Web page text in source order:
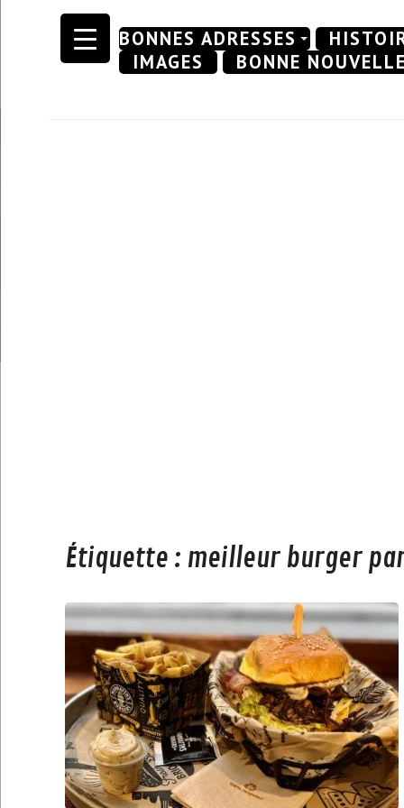
Skip
BONNES ADRESSES
IMAGES
BONNE
Étiquette : meilleur burger